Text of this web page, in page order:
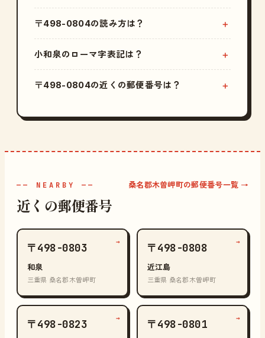
〒498-0804の読み方は？
小和泉のローマ字表記は？
〒498-0804の近くの郵便番号は？
—— NEARBY ——
近くの郵便番号
桑名郡木曽岬町の郵便番号一覧 →
〒498-0803
和泉
三重県 桑名郡木曽岬町
→ 〒498-0808
近江島
三重県 桑名郡木曽岬町
→
〒498-0823 → 〒498-0801 →